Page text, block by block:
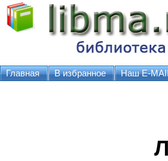
Главная В избранное Наш E-